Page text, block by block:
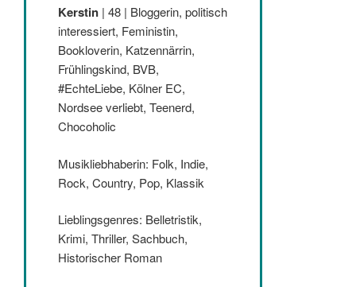
Kerstin | 48 | Bloggerin, politisch
interessiert, Feministin,
Bookloverin, Katzennärrin,
Frühlingskind, BVB,
#EchteLiebe, Kölner EC,
Nordsee verliebt, Teenerd,
Chocoholic
Musikliebhaberin: Folk, Indie,
Rock, Country, Pop, Klassik
Lieblingsgenres: Belletristik,
Krimi, Thriller, Sachbuch,
Historischer Roman